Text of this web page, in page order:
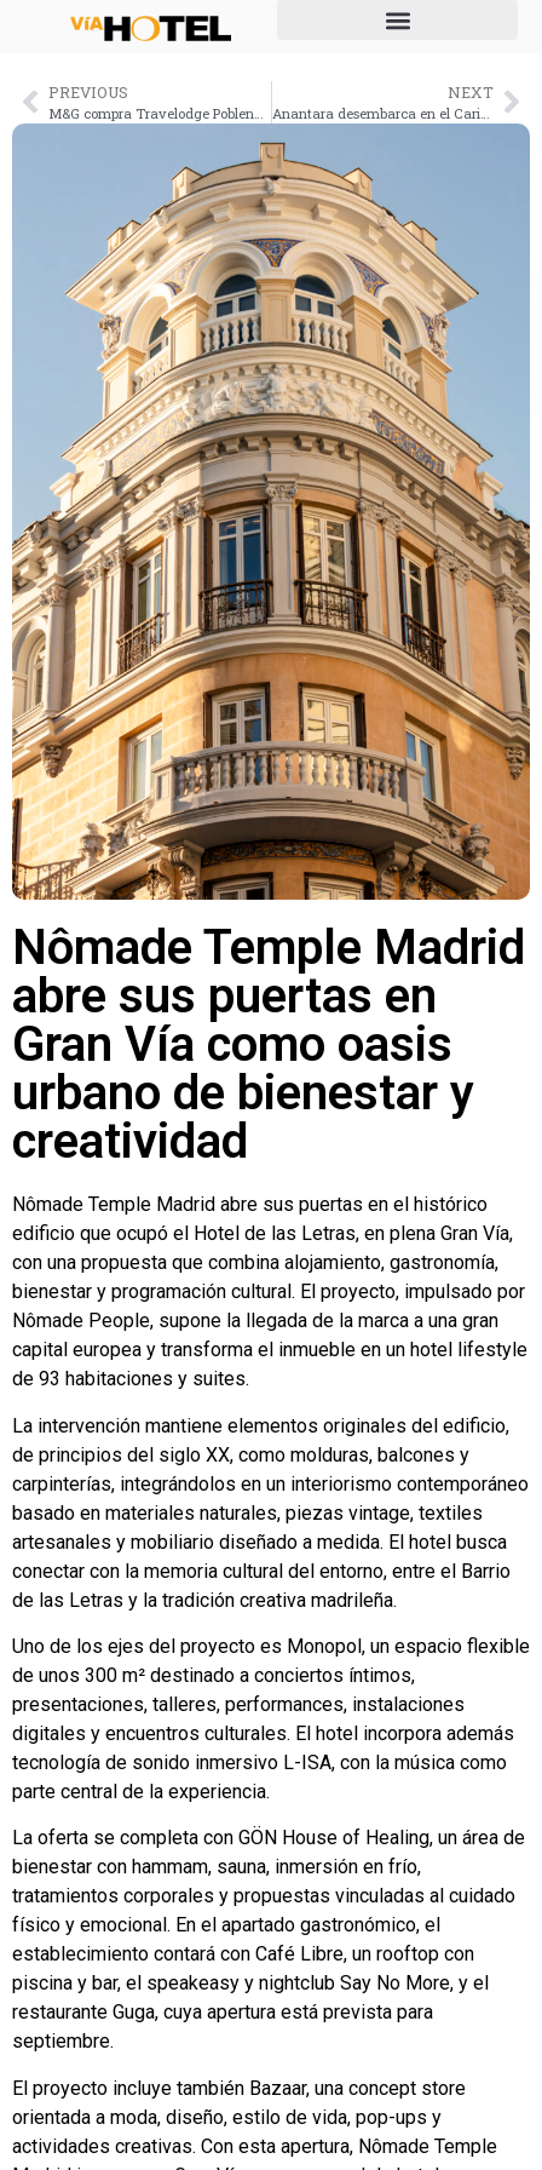
PREVIOUS NEXT
Nômade Temple Madrid
abre sus puertas en
Gran Vía como oasis
urbano de bienestar y
creatividad
Nômade Temple Madrid abre sus puertas en el histórico
edificio que ocupó el Hotel de las Letras, en plena Gran Vía,
con una propuesta que combina alojamiento, gastronomía,
bienestar y programación cultural. El proyecto, impulsado por
Nômade People, supone la llegada de la marca a una gran
capital europea y transforma el inmueble en un hotel lifestyle
de 93 habitaciones y suites.
La intervención mantiene elementos originales del edificio,
de principios del siglo XX, como molduras, balcones y
carpinterías, integrándolos en un interiorismo contemporáneo
basado en materiales naturales, piezas vintage, textiles
artesanales y mobiliario diseñado a medida. El hotel busca
conectar con la memoria cultural del entorno, entre el Barrio
de las Letras y la tradición creativa madrileña.
Uno de los ejes del proyecto es Monopol, un espacio flexible
de unos 300 m² destinado a conciertos íntimos,
presentaciones, talleres, performances, instalaciones
digitales y encuentros culturales. El hotel incorpora además
tecnología de sonido inmersivo L-ISA, con la música como
parte central de la experiencia.
La oferta se completa con GÖN House of Healing, un área de
bienestar con hammam, sauna, inmersión en frío,
tratamientos corporales y propuestas vinculadas al cuidado
físico y emocional. En el apartado gastronómico, el
establecimiento contará con Café Libre, un rooftop con
piscina y bar, el speakeasy y nightclub Say No More, y el
restaurante Guga, cuya apertura está prevista para
septiembre.
El proyecto incluye también Bazaar, una concept store
orientada a moda, diseño, estilo de vida, pop-ups y
actividades creativas. Con esta apertura, Nômade Temple